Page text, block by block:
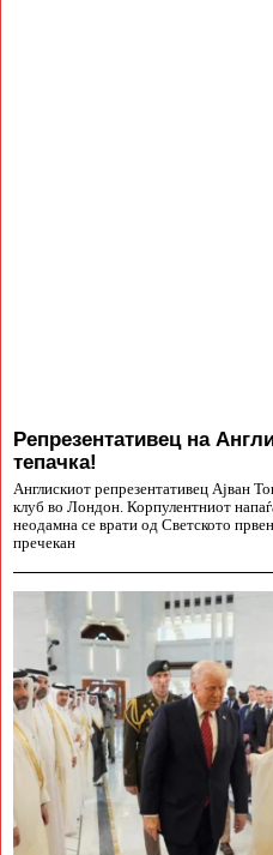
Репрезентативец на
тепачка!
Англискиот репрезентативец Ајван
клуб во Лондон. Корпулентниот
неодамна се врати од Светското
пречекан